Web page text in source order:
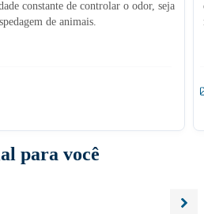
constante de controlar o odor, seja
de animais.
para você